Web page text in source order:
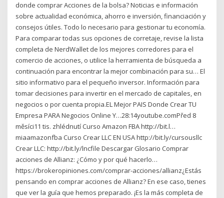
donde comprar Acciones de la bolsa? Noticias e información
sobre actualidad económica, ahorro e inversión, financiación y
consejos útiles. Todo lo necesario para gestionar tu economía.
Para comparar todas sus opciones de corretaje, revise la lista
completa de NerdWallet de los mejores corredores para el
comercio de acciones, o utilice la herramienta de búsqueda a
continuación para encontrar la mejor combinación para su… El
sitio informativo para el pequeño inversor. Información para
tomar decisiones para invertir en el mercado de capitales, en
negocios o por cuenta propia.EL Mejor PAIS Donde Crear TU
Empresa PARA Negocios Online Y…28:14youtube.comPřed 8
měsíci11 tis. zhlédnutí Curso Amazon FBA http://bit.l…
miaamazonfba Curso Crear LLC EN USA http://bit.ly/cursousllc
Crear LLC: http://bit.ly/lncfile Descargar Glosario Comprar
acciones de Allianz: ¿Cómo y por qué hacerlo…
https://brokeropiniones.com/comprar-acciones/allianz¿Estás
pensando en comprar acciones de Allianz? En ese caso, tienes
que ver la guía que hemos preparado. ¡Es la más completa de